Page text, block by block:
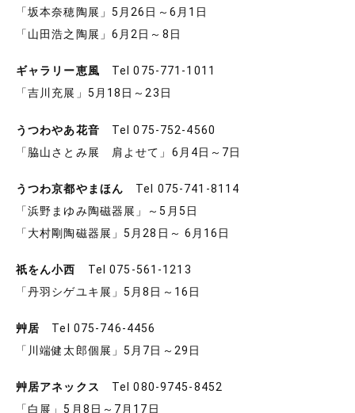
「坂本奈穂陶展」5月26日～6月1日
「山田浩之陶展」6月2日～8日
ギャラリー恵風 Tel 075-771-1011
「吉川充展」5月18日～23日
うつわやあ花音 Tel 075-752-4560
「脇山さとみ展 肩よせて」6月4日～7日
うつわ京都やまほん Tel 075-741-8114
「浜野まゆみ陶磁器展」～5月5日
「大村剛陶磁器展」5月28日～ 6月16日
祇をん小西
Tel 075-561-1213
「丹羽シゲユキ展」5月8日～16日
艸居 Tel 075-746-4456
「川端健太郎個展」5月7日～29日
艸居アネックス
Tel 080-9745-8452
「白展」5月8日～7月17日